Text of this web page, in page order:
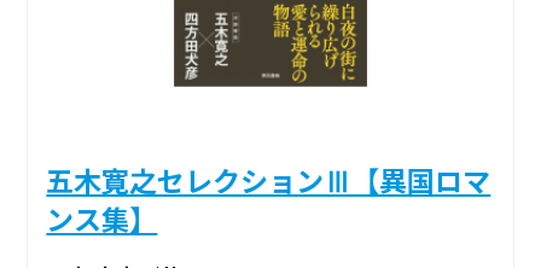
五木寛之セレクションⅢ【異国ロマ
ンス集】